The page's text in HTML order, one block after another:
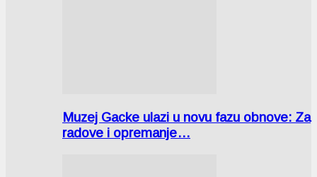
Muzej Gacke ulazi u novu fazu obnove: Za
radove i opremanje…